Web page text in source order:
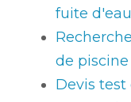
fuite d'eau
de piscine
Devis test